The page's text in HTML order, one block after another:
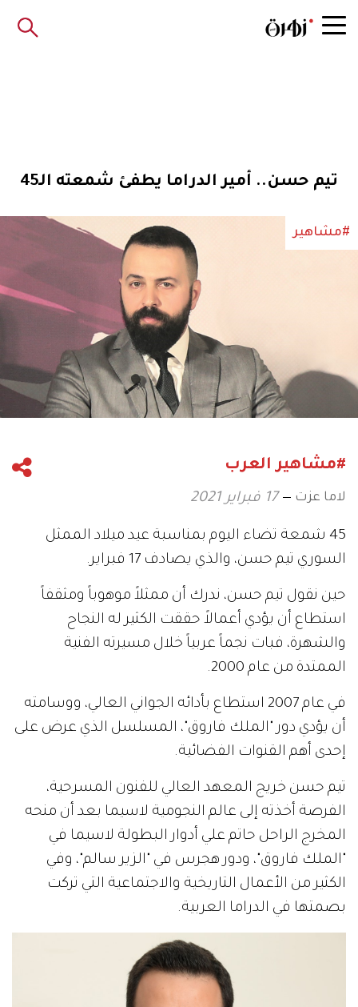
تيم حسن.. أمير الدراما يطفئ شمعته الـ45
#مشاهير
#مشاهير العرب
لاما عزت 17 فبراير 2021
45 شمعة تضاء اليوم بمناسبة عيد ميلاد الممثل
السوري تيم حسن، والذي يصادف 17 فبراير.
حين نقول تيم حسن، ندرك أن ممثلاً موهوباً ومثقفاً
استطاع أن يؤدي أعمالاً حققت الكثير له النجاح
والشهرة، فبات نجماً عربياً خلال مسيرته الفنية
الممتدة من عام 2000.
في عام 2007 استطاع بأدائه الجواني العالي، ووسامته
أن يؤدي دور "الملك فاروق"، المسلسل الذي عرض على
إحدى أهم القنوات الفضائية.
تيم حسن خريج المعهد العالي للفنون المسرحية،
الفرصة أخذته إلى عالم النجومية لاسيما بعد أن منحه
المخرج الراحل حاتم علي أدوار البطولة لاسيما في
"الملك فاروق"، ودور هجرس في "الزير سالم"، وفي
الكثير من الأعمال التاريخية والاجتماعية التي تركت
بصمتها في الدراما العربية.